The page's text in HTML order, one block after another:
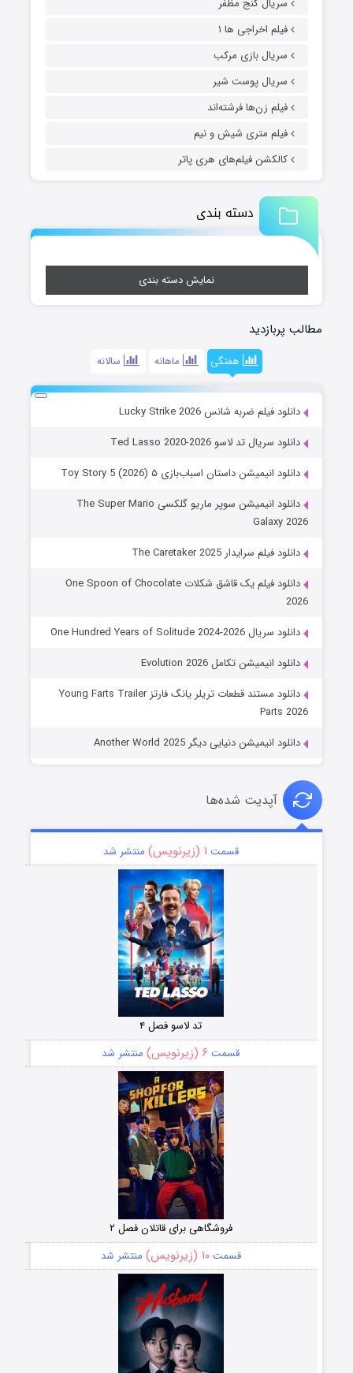
فیلم اخراجی ها ۱
سریال بازی مرکب
سریال پوست شیر
فیلم زن‌ها فرشته‌اند
فیلم متری شیش و نیم
کالکشن فیلم‌های هری پاتر
دسته بندی
نمایش دسته بندی
مطالب پربازدید
هفتگی ماهانه سالانه
دانلود فیلم ضربه شانس Lucky Strike 2026
دانلود سریال تد لاسو Ted Lasso 2020-2026
دانلود انیمیشن داستان اسباب‌بازی ۵ Toy Story 5 (2026)
دانلود انیمیشن سوپر ماریو گلکسی The Super Mario
Galaxy 2026
دانلود فیلم سرایدار The Caretaker 2025
دانلود فیلم یک قاشق شکلات One Spoon of Chocolate
2026
دانلود سریال One Hundred Years of Solitude 2024-2026
دانلود انیمیشن تکامل Evolution 2026
دانلود مستند قطعات تریلر یانگ فارتز Young Farts Trailer
Parts 2026
دانلود انیمیشن دنیایی دیگر Another World 2025
آپدیت شده‌ها
قسمت ۱ (زیرنویس) منتشر شد
تد لاسو فصل ۴
قسمت ۶ (زیرنویس) منتشر شد
فروشگاهی برای قاتلان فصل ۲
قسمت۱۰ (زیرنویس) منتشر شد